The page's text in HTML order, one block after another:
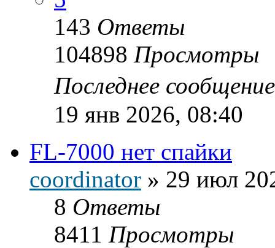
143 Ответы
104898 Просмотры
Последнее
19 янв 2026, 08:40
FL-7000 нет спайки
coordinator » 29 июл
8 Ответы
8411 Просмотры